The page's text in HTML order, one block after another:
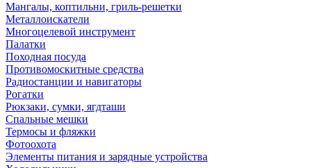
Мангалы, коптильни, гриль-решетки
Металлоискатели
Многоцелевой инструмент
Палатки
Походная посуда
Противомоскитные средства
Радиостанции и навигаторы
Рогатки
Рюкзаки, сумки, ягдташи
Спальные мешки
Термосы и фляжки
Фотоохота
Элементы питания и зарядные устройства